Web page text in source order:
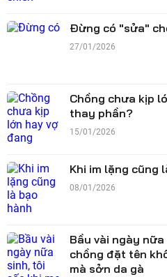
Đừng có "sửa"
27/01/2026
Chồng chưa kịp
thay phần?
15/01/2026
Khi im lặng cũng
08/01/2026
Bầu vài ngày
chồng đặt tên
mà sởn da gà